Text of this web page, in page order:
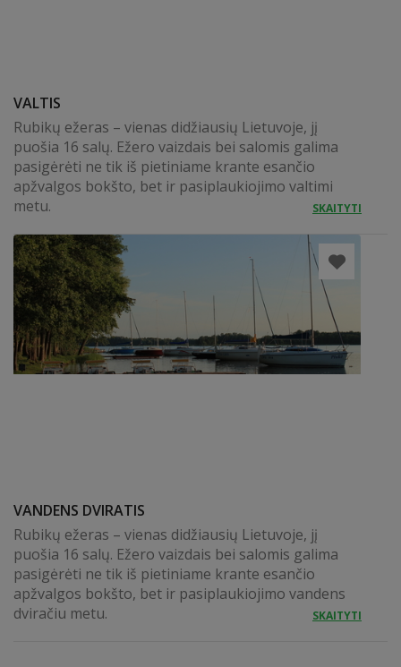
VALTIS
Rubikų ežeras – vienas didžiausių Lietuvoje, jį
puošia 16 salų. Ežero vaizdais bei salomis galima
pasigėrėti ne tik iš pietiniame krante esančio
apžvalgos bokšto, bet ir pasiplaukiojimo valtimi
metu.
SKAITYTI
VANDENS DVIRATIS
Rubikų ežeras – vienas didžiausių Lietuvoje, jį
puošia 16 salų. Ežero vaizdais bei salomis galima
pasigėrėti ne tik iš pietiniame krante esančio
apžvalgos bokšto, bet ir pasiplaukiojimo vandens
dviračiu metu.
SKAITYTI